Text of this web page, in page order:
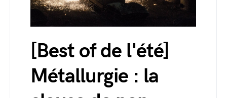
[Best of de l'été]
Métallurgie : la